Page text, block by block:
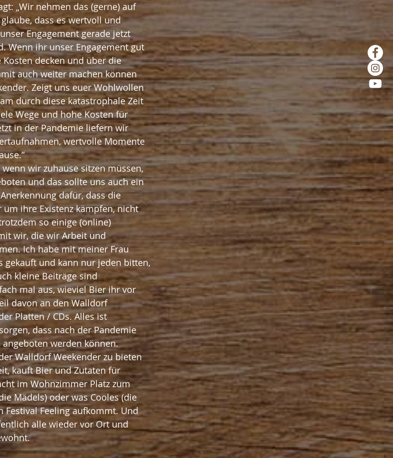
„Wir nehmen das (gerne) auf
dass es wertvoll und
Engagement gerade jetzt
Wenn ihr unser Engagement gut
decken und über die
auch weiter machen können
Zeigt uns euer Wohlwollen
durch diese katastrophale Zeit
Wege und hohe Kosten für
in der Pandemie liefern wir
wertvolle Momente
und das sollte uns auch ein
dafür, dass die
um ihre Existenz kämpfen, nicht
so einige (online)
wir, die wir Arbeit und
Ich habe mit meiner Frau
gekauft und kann nur jeden bitten,
kleine Beiträge sind
mal aus, wieviel Bier ihr vor
davon an den Walldorf
Platten / CDs. Alles ist
dass nach der Pandemie
werden können.
kauft Bier und Zutaten für
im Wohnzimmer Platz zum
Mädels) oder was Cooles (die
Festival Feeling aufkommt. Und
alle wieder vor Ort und